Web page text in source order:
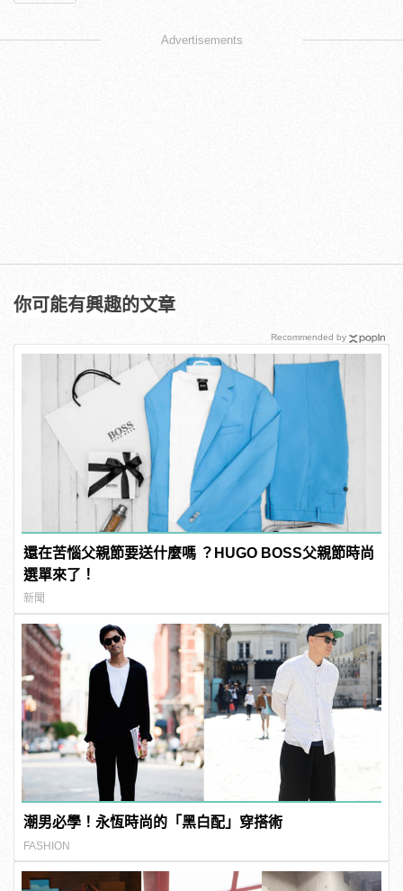
Advertisements
你可能有興趣的文章
還在苦惱父親節要送什麼嗎 ？HUGO BOSS父親節時尚
選單來了！
新聞
潮男必學！永恆時尚的「黑白配」穿搭術
FASHION
Recommended by